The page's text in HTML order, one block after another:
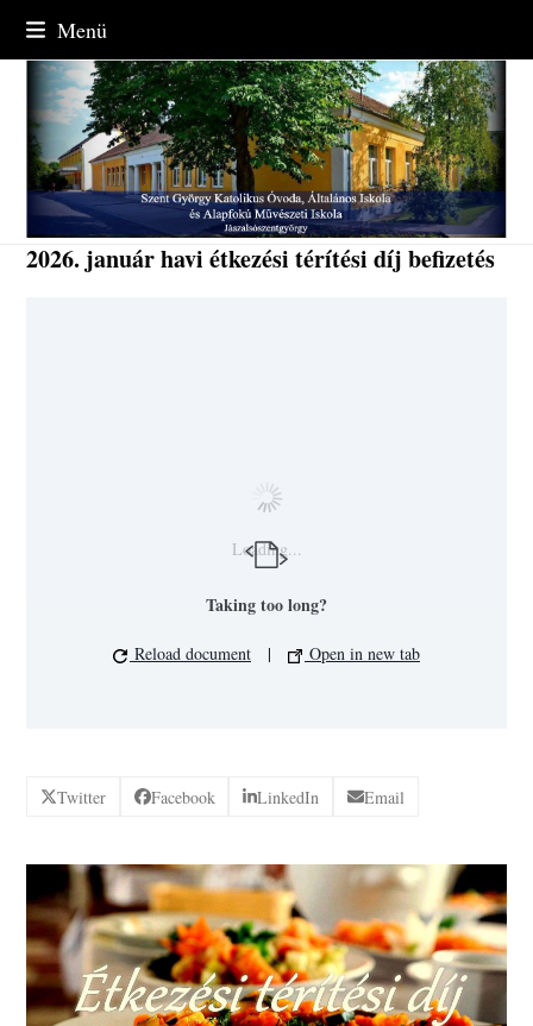
content
Menü
2026. január havi étkezési térítési díj befizetés
Loading...
Taking too long?
Reload document | Open in new tab
Twitter Facebook LinkedIn Email